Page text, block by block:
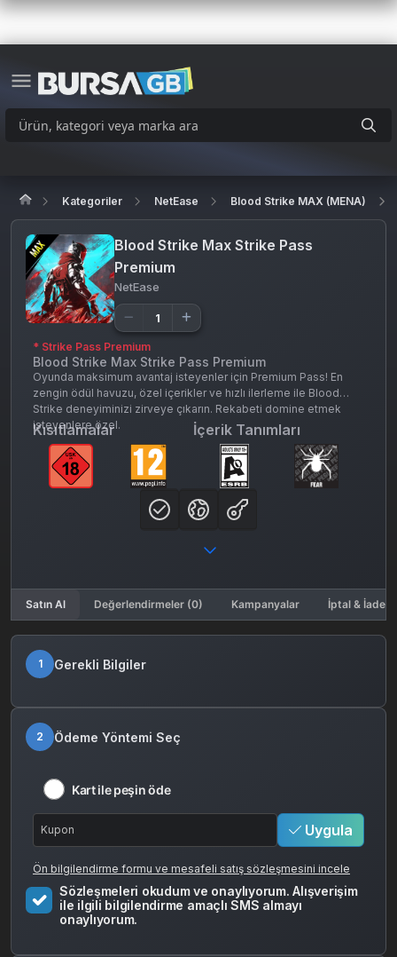
Kategoriler NetEase Blood Strike MAX (MENA)
Blood Strike Max Strike Pass
Premium
NetEase
* Strike Pass Premium
Blood Strike Max Strike Pass Premium
Oyunda maksimum avantaj isteyenler için Premium Pass! En
zengin ödül havuzu, özel içerikler ve hızlı ilerleme ile Blood
Strike deneyiminizi zirveye çıkarın. Rekabeti domine etmek
isteyenlere özel.
Kısıtlamalar İçerik Tanımları
Satın Al Değerlendirmeler (0) Kampanyalar İptal & İade
1 Gerekli Bilgiler
2 Ödeme Yöntemi Seç
Kart ile peşin öde
Uygula
Ön bilgilendirme formu ve mesafeli satış sözleşmesini incele
Sözleşmeleri okudum ve onaylıyorum. Alışverişim
ile ilgili bilgilendirme amaçlı SMS almayı
onaylıyorum.